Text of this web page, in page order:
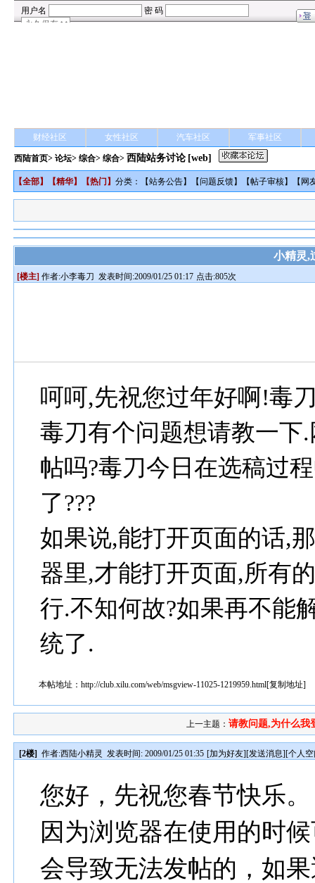
财经社区 女性社区 汽车社区 军事社区
西陆首页>论坛>综合> 综合> 西陆站务讨论 [web]
【全部】【精华】【热门 】分类：【站务公告】【问题反馈】【帖子审核】【 网
小精灵,
[楼主] 作者:小李毒刀 发表时间:2009/01/25 01:17 点击:805次
呵呵,先祝您过年好啊!毒
毒刀有个问题想请教一下
帖吗?毒刀今日在选稿过
了???
如果说,能打开页面的话,
器里,才能打开页面,所有
行.不知何故?如果再不能
统了.
本帖地址：http://club.xilu.com/web/msgview-11025-1219959.html[复制地址]
上一主题： 请教问题,为什么我
[2楼] 作者:西陆小精灵 发表时间: 2009/01/25 01:35 [加为好友][发送消息][个人
您好，先祝您春节快乐。
因为浏览器在使用的时
会导致无法发帖的，如